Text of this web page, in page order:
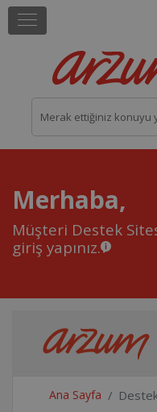
Merhaba,
Müşteri Destek
giriş yapınız.
Ana Sayfa